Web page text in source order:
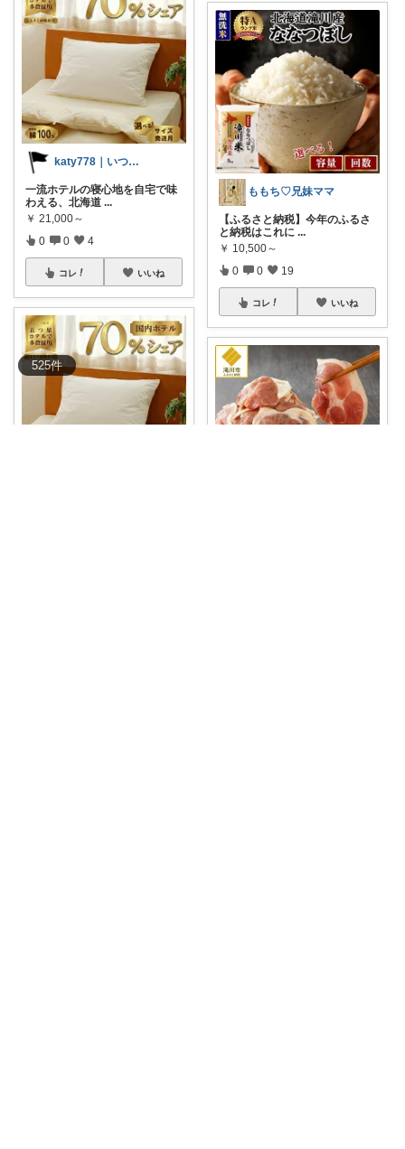
525件
katy778｜いつも有難うございます✨
一流ホテルの寝心地を自宅で味
わえる、北海道 ...
￥ 21,000～
0 0 4
コレ いいね
ももち♡兄妹ママ
【ふるさと納税】今年のふるさ
と納税はこれに ...
￥ 10,500～
0 0 19
コレ いいね